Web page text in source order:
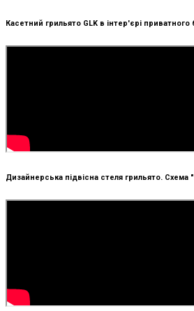
Касетний грильято GLK в інтер'єрі приватного
Дизайнерська підвісна стеля грильято. Схема